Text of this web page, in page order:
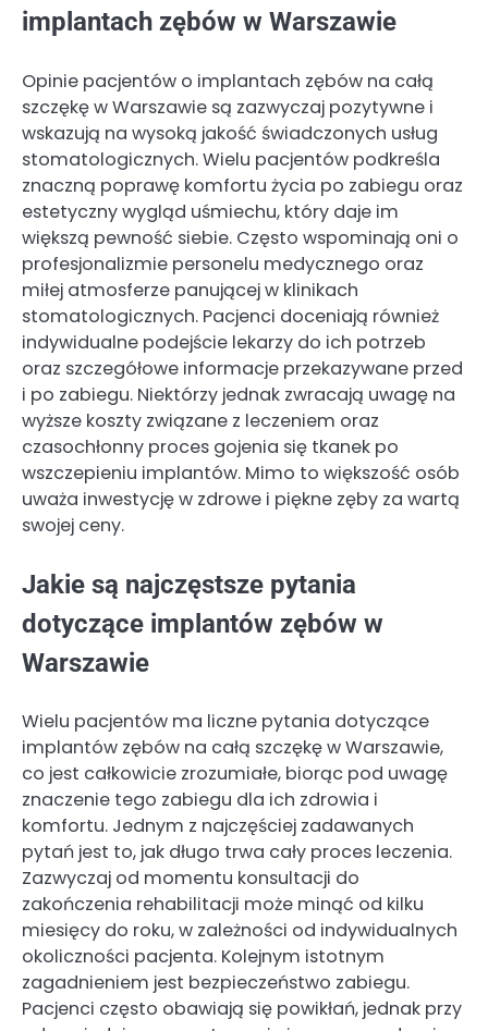
implantach zębów w Warszawie
Opinie pacjentów o implantach zębów na całą
szczękę w Warszawie są zazwyczaj pozytywne i
wskazują na wysoką jakość świadczonych usług
stomatologicznych. Wielu pacjentów podkreśla
znaczną poprawę komfortu życia po zabiegu oraz
estetyczny wygląd uśmiechu, który daje im
większą pewność siebie. Często wspominają oni o
profesjonalizmie personelu medycznego oraz
miłej atmosferze panującej w klinikach
stomatologicznych. Pacjenci doceniają również
indywidualne podejście lekarzy do ich potrzeb
oraz szczegółowe informacje przekazywane przed
i po zabiegu. Niektórzy jednak zwracają uwagę na
wyższe koszty związane z leczeniem oraz
czasochłonny proces gojenia się tkanek po
wszczepieniu implantów. Mimo to większość osób
uważa inwestycję w zdrowe i piękne zęby za wartą
swojej ceny.
Jakie są najczęstsze pytania
dotyczące implantów zębów w
Warszawie
Wielu pacjentów ma liczne pytania dotyczące
implantów zębów na całą szczękę w Warszawie,
co jest całkowicie zrozumiałe, biorąc pod uwagę
znaczenie tego zabiegu dla ich zdrowia i
komfortu. Jednym z najczęściej zadawanych
pytań jest to, jak długo trwa cały proces leczenia.
Zazwyczaj od momentu konsultacji do
zakończenia rehabilitacji może minąć od kilku
miesięcy do roku, w zależności od indywidualnych
okoliczności pacjenta. Kolejnym istotnym
zagadnieniem jest bezpieczeństwo zabiegu.
Pacjenci często obawiają się powikłań, jednak przy